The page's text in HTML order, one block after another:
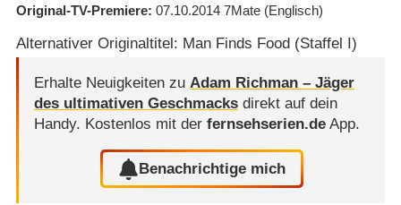
Original-TV-Premiere 07.10.2014 7Mate (Englisch)
Alternativer Originaltitel: Man Finds Food (Staffel I)
Erhalte Neuigkeiten zu Adam Richman – Jäger
des ultimativen Geschmacksdirekt auf dein
Handy. Kostenlos mit der fernsehserien.deApp.
Benachrichtige mich